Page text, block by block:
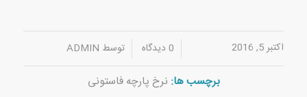
اکتبر 5, 2016 0 دیدگاه/ توسط ADMIN
برچسب ها: نرخ پارچه فاستونی